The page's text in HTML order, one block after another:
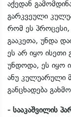
აქედან
გარკვეული
რომ ეს პროცესი,
გააკეთა, უნდა
ეს არ იყო ისეთი
უნდოდა, ეს იყო
ანუ კულუარული
განცხადება
- სააკაშვილის